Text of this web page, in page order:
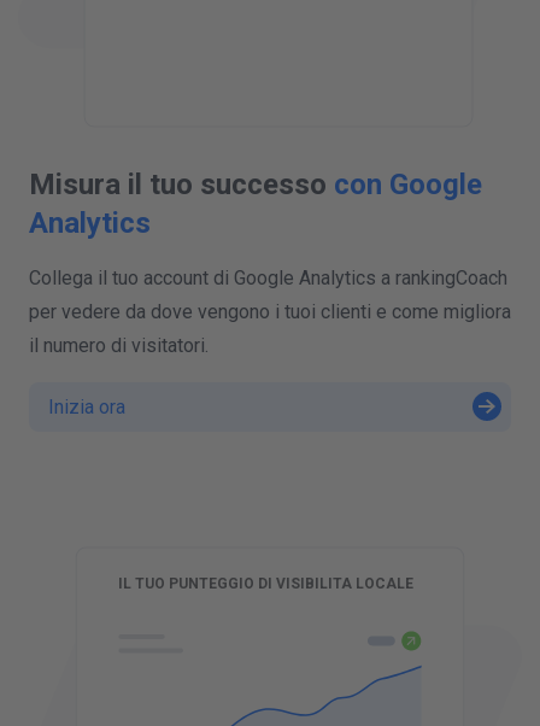
Misura il tuo successo con Google
Analytics
Collega il tuo account di Google Analytics a rankingCoach
per vedere da dove vengono i tuoi clienti e come migliora
il numero di visitatori.
Inizia ora
IL TUO PUNTEGGIO DI VISIBILITA LOCALE